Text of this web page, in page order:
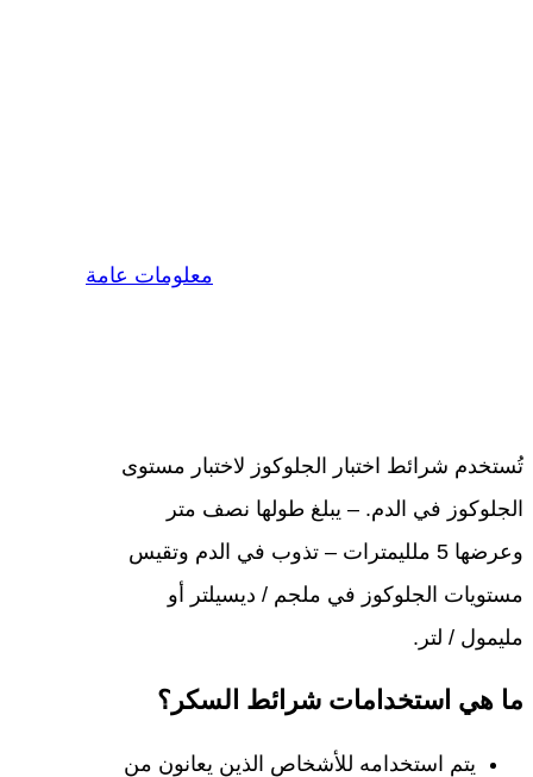
معلومات عامة
تُستخدم شرائط اختبار الجلوكوز لاختبار مستوى
الجلوكوز في الدم. – يبلغ طولها نصف متر
وعرضها 5 ملليمترات – تذوب في الدم وتقيس
مستويات الجلوكوز في ملجم / ديسيلتر أو
مليمول / لتر.
ما هي استخدامات شرائط السكر؟
يتم استخدامه للأشخاص الذين يعانون من